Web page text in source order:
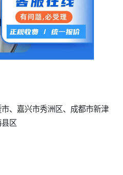
、嘉兴市秀洲区、成都市新津
区